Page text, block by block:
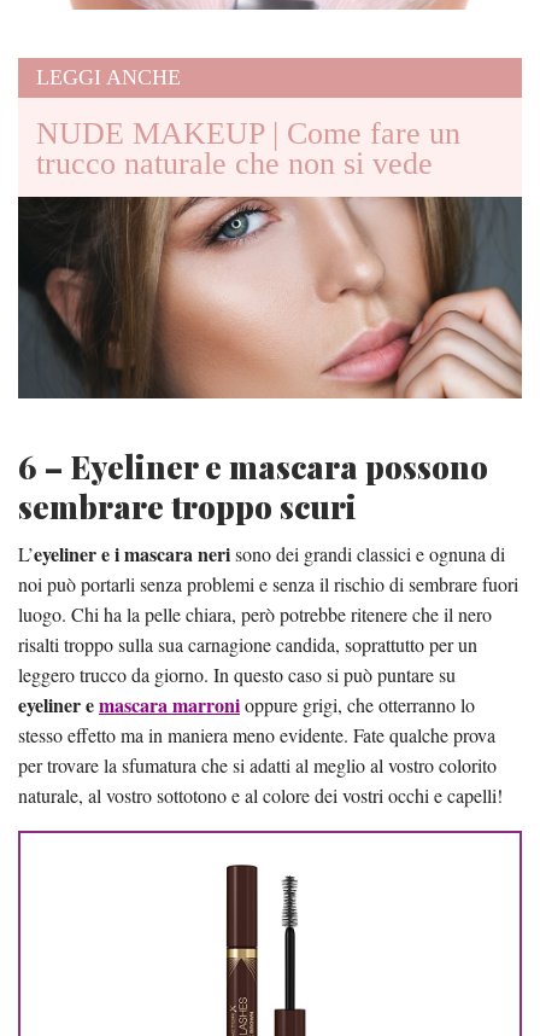
LEGGI ANCHE
NUDE MAKEUP | Come fare un
trucco naturale che non si vede
6 – Eyeliner e mascara possono
sembrare troppo scuri
L’eyeliner e i mascara nerisono dei grandi classici e ognuna di
noi può portarli senza problemi e senza il rischio di sembrare fuori
luogo. Chi ha la pelle chiara, però potrebbe ritenere che il nero
risalti troppo sulla sua carnagione candida, soprattutto per un
leggero trucco da giorno. In questo caso si può puntare su
eyeliner emascara marronioppure grigi, che otterranno lo
stesso effetto ma in maniera meno evidente. Fate qualche prova
per trovare la sfumatura che si adatti al meglio al vostro colorito
naturale, al vostro sottotono e al colore dei vostri occhi e capelli!